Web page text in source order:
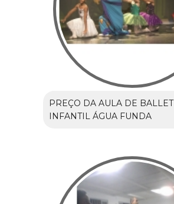
PREÇO DA AULA DE BALLET
INFANTIL ÁGUA FUNDA